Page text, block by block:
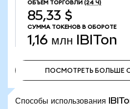
ОБЪЕМ ТОРГОВЛИ (24 Ч)
85,33 $
СУММА ТОКЕНОВ В ОБОРОТЕ
1,16 млн IBITon
ПОСМОТРЕТЬ БОЛЬШЕ
Способы использования